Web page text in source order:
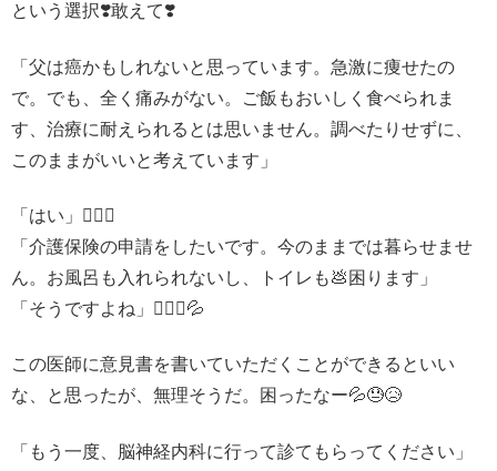
という選択❣️敢えて❣️
「父は癌かもしれないと思っています。急激に痩せたの
で。でも、全く痛みがない。ご飯もおいしく食べられま
す、治療に耐えられるとは思いません。調べたりせずに、
このままがいいと考えています」
「はい」🧑🏻‍⚕️
「介護保険の申請をしたいです。今のままでは暮らせませ
ん。お風呂も入れられないし、トイレも💩困ります」
「そうですよね」🧑🏻‍⚕️💦
この医師に意見書を書いていただくことができるといい
な、と思ったが、無理そうだ。困ったなー💦😓😥
「もう一度、脳神経内科に行って診てもらってください」